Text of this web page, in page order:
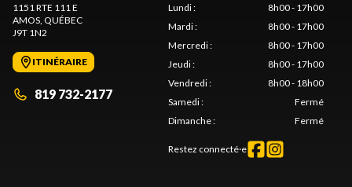
1151 RTE 111 E
AMOS , QUÉBEC
J9T 1N2
ITINÉRAIRE
819 732-2177
Lundi:
8h00 - 17h00
Mardi:
8h00 - 17h00
Mercredi:
8h00 - 17h00
Jeudi:
8h00 - 17h00
Vendredi:
8h00 - 18h00
Samedi:
Fermé
Dimanche: Fermé
Restez connecté·e